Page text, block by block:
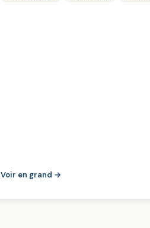
Voir en grand →